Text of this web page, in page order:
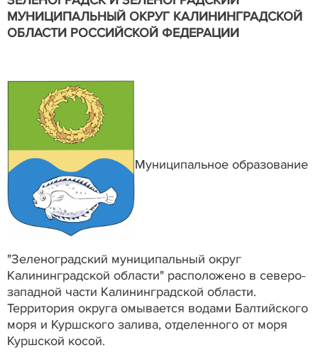
МУНИЦИПАЛЬНЫЙ ОКРУГ КАЛИНИНГРАДСКОЙ
ОБЛАСТИ РОССИЙСКОЙ ФЕДЕРАЦИИ
Муниципальное образование
"Зеленоградский муниципальный округ
Калининградской области" расположено в северо-
западной части Калининградской области.
Территория округа омывается водами Балтийского
моря и Куршского залива, отделенного от моря
Куршской косой.